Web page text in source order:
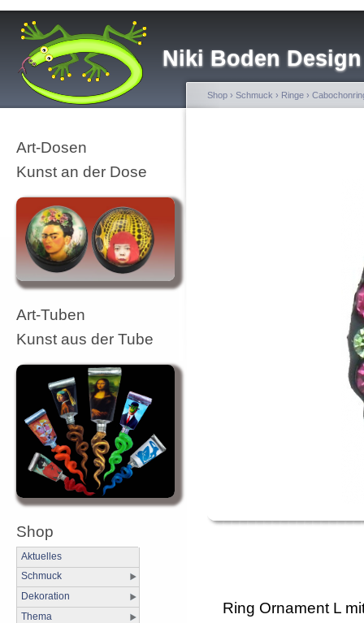
Niki Boden Design
Art-Dosen
Kunst an der Dose
Art-Tuben
Kunst aus der Tube
Shop
Aktuelles
Schmuck
Dekoration
Thema
Shop › Schmuck › Ringe ›
Ring Ornament L